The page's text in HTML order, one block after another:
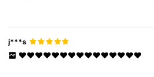
j***s
❤️❤️❤️❤️❤️❤️❤️❤️❤️❤️❤️❤️❤️❤️❤️